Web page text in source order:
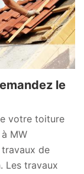
le
votre toiture
MW
travaux de
Les travaux